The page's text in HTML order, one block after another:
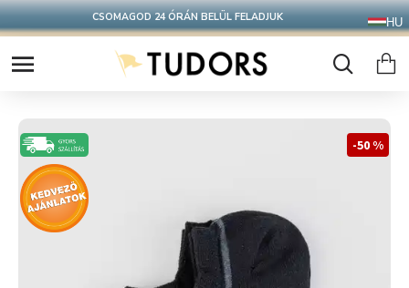
CSOMAGOD 24 ÓRÁN BELÜL FELADJUK HU
-50 %